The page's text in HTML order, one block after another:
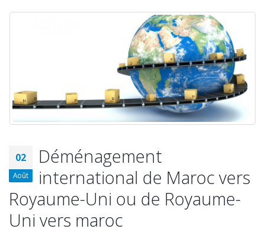
02
Août
Déménagement
international de Maroc vers
Royaume-Uni ou de Royaume-
Uni vers maroc